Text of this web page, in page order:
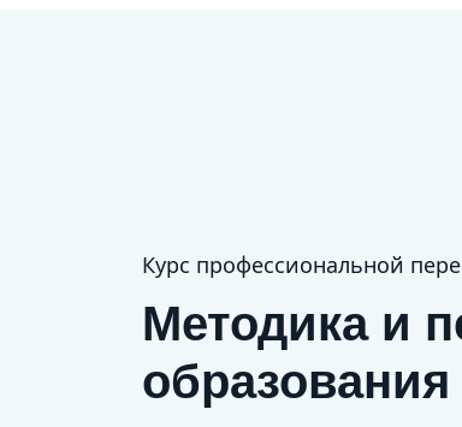
Курс профессиональной
Методика и